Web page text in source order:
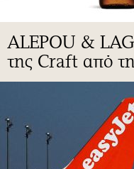
ALEPOU &
της Craft από